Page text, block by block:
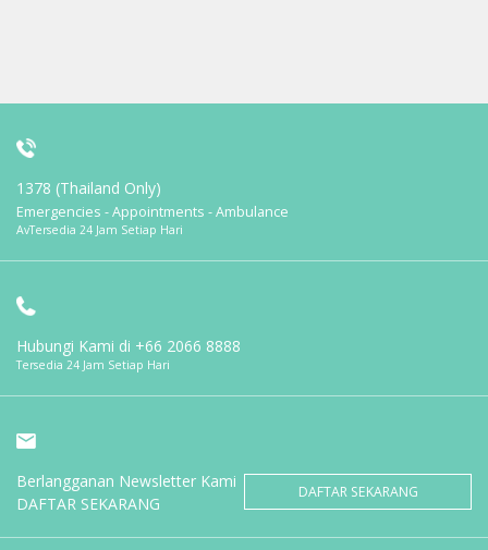
1378 (Thailand Only)
Emergencies - Appointments - Ambulance
AvTersedia 24 Jam Setiap Hari
Hubungi Kami di +66 2066 8888
Tersedia 24 Jam Setiap Hari
Berlangganan Newsletter Kami
DAFTAR SEKARANG
DAFTAR SEKARANG